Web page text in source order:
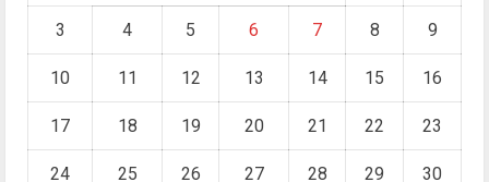
3 4 5 6 7 8 9
10 11 12 13 14 15 16
17 18 19 20 21 22 23
24 25 26 27 28 29 30